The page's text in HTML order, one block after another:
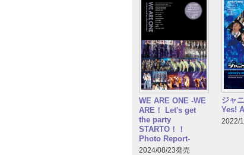
WE ARE ONE -WE
ARE！ Let's get
the party
STARTO！！
Photo Report-
2024/08/23発売
ジャ
Yes!
2022/